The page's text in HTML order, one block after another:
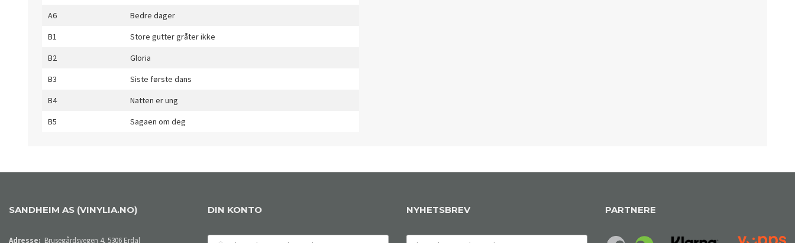
A6
Bedre dager
B1
Store gutter gråter ikke
B2
Gloria
B3
Siste første dans
B4
Natten er ung
B5
Sagaen om deg
SANDHEIM AS (VINYLIA.NO)
Adresse: Brusegårdsvegen 4, 5306 Erdal
DIN KONTO NYHETSBREV PARTNERE